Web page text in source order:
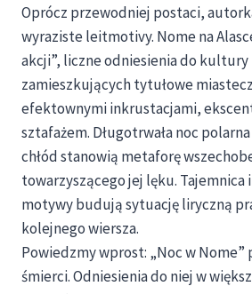
Oprócz przewodniej postaci,
wyraziste leitmotivy. Nome na
akcji”, liczne odniesienia do
zamieszkujących tytułowe
efektownymi inkrustacjami,
sztafażem. Długotrwała noc
chłód stanowią metaforę
towarzyszącego jej lęku. Tajemnica
motywy budują sytuację liryczną
kolejnego wiersza.
Powiedzmy wprost: „Noc w Nome”
śmierci. Odniesienia do niej w